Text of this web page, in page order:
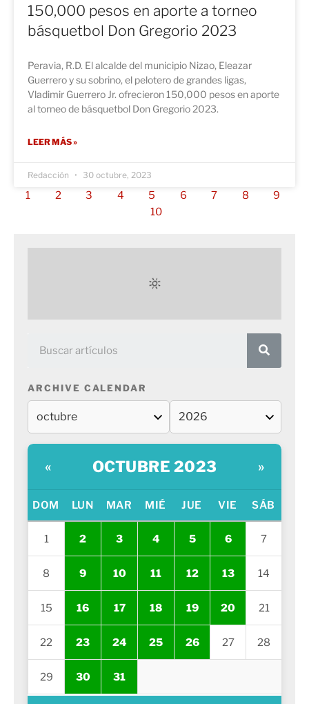
150,000 pesos en aporte a torneo
básquetbol Don Gregorio 2023
Peravia, R.D. El alcalde del municipio Nizao, Eleazar
Guerrero y su sobrino, el pelotero de grandes ligas,
Vladimir Guerrero Jr. ofrecieron 150,000 pesos en aporte
al torneo de básquetbol Don Gregorio 2023.
LEER MÁS »
Redacción 30 octubre, 2023
1 2 3 4 5 6 7 8
9
10
ARCHIVE CALENDAR
« OCTUBRE 2023 »
DOM LUN MAR MIÉ JUE VIE SÁB
1 2 3 4 5 6 7
8 9 10 11 12 13 14
15 16 17 18 19 20 21
22 23 24 25 26 27 28
29 30 31